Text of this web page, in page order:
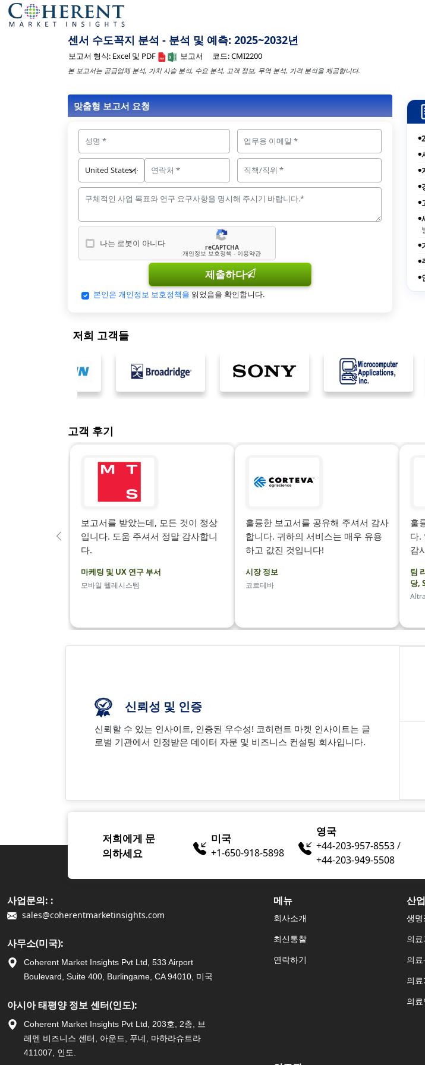
센서 수도꼭지 분석 - 분석 및 예측: 2025~2032년
보고서 형식: Excel 및 PDF 보고서 코드:CMI2200
본 보고서는 공급업체 분석, 가치 사슬 분석, 수요 분석, 고객 정보, 무역 분석, 가격 분석을 제공합니다.
맞춤형 보고서 요청
나는 로봇이 아니다 reCAPTCHA
개인정보 보호정책 - 이용약관
제출하다
본인은 개인정보 보호정책을 읽었음을 확인합니다.
●
●
●
●
●
●
●
●
●
저희 고객들
고객 후기
보고서를 받았는데, 모든 것이 정상
입니다. 도움 주셔서 정말 감사합니
다.
마케팅 및 UX 연구 부서
모바일 텔레시스템
훌륭한 보고서를 공유해 주셔서 감사
합니다. 귀하의 서비스는 매우 유용
하고 값진 것입니다!
시장 정보
코르테바
훌
다.
감
팀
당,
이
신뢰성 및 인증
신뢰할 수 있는 인사이트, 인증된 우수성! 코히런트 마켓 인사이트는 글
로벌 기관에서 인정받은 데이터 자문 및 비즈니스 컨설팅 회사입니다.
저희에게 문
의하세요
미국
+1-650-918-5898
영국
+44-203-957-8553/
+44-203-949-5508
사업문의: :
sales@coherentmarketinsights.com
사무소(미국):
Coherent Market Insights Pvt Ltd, 533 Airport
Boulevard, Suite 400, Burlingame, CA 94010, 미국
아시아 태평양 정보 센터(인도):
Coherent Market Insights Pvt Ltd, 203호, 2층, 브
레멘 비즈니스 센터, 아운드, 푸네, 마하라슈트라
411007, 인도.
메뉴
회사소개
최신통찰
연락하기
산업
생
의료
의
의료
의